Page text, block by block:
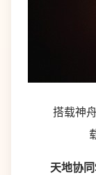
搭载神舟
天地协